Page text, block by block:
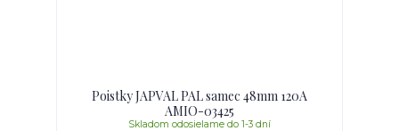
Poistky JAPVAL PAL samec 48mm 120A
AMIO-03425
Skladom odosielame do 1-3 dní